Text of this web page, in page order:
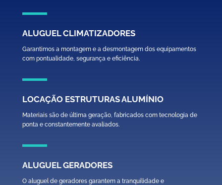
ALUGUEL CLIMATIZADORES
Garantimos a montagem e a desmontagem dos equipamentos
com pontualidade, segurança e eficiência.
LOCAÇÃO ESTRUTURAS ALUMÍNIO
Materiais são de última geração, fabricados com tecnologia de
ponta e constantemente avaliados.
ALUGUEL GERADORES
O aluguel de geradores garantem a tranquilidade e